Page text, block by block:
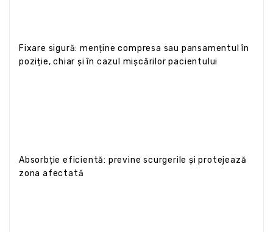
Fixare sigură: menține compresa sau pansamentul în
poziție, chiar și în cazul mișcărilor pacientului
Absorbție eficientă: previne scurgerile și protejează
zona afectată